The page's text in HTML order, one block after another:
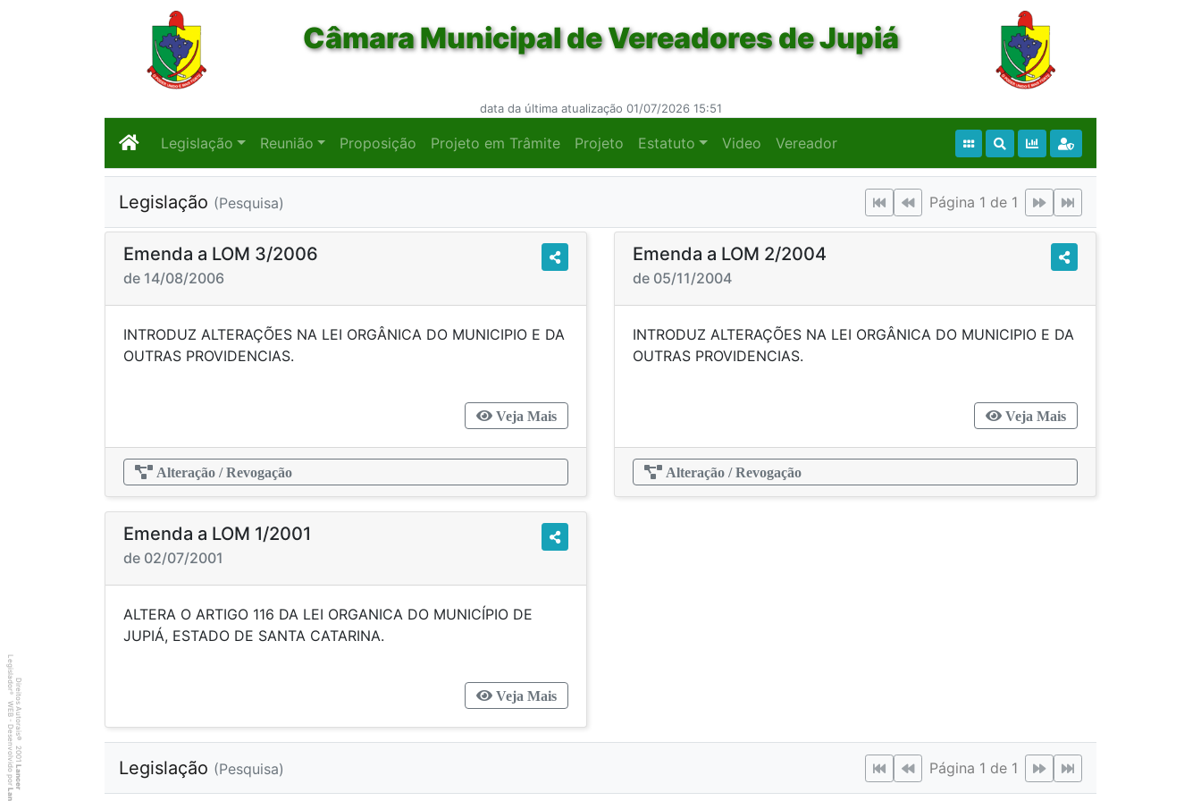
Câmara Municipal de Vereadores de Jupiá
data da última atualização 01/07/2026 15:51
Legislação Reunião Proposição Projeto em Trâmite Projeto Estatuto Video Vereador
Legislação (Pesquisa) Página 1 de 1
Emenda a LOM 3/2006
de 14/08/2006
INTRODUZ ALTERAÇÕES NA LEI ORGÂNICA DO MUNICIPIO E DA
OUTRAS PROVIDENCIAS.
Veja Mais
Alteração / Revogação
Emenda a LOM 2/2004
de 05/11/2004
INTRODUZ ALTERAÇÕES NA LEI ORGÂNICA DO MUNICIPIO E DA
OUTRAS PROVIDENCIAS.
Veja Mais
Alteração / Revogação
Emenda a LOM 1/2001
de 02/07/2001
ALTERA O ARTIGO 116 DA LEI ORGANICA DO MUNICÍPIO DE
JUPIÁ, ESTADO DE SANTA CATARINA.
Veja Mais
Legislação (Pesquisa) Página 1 de 1
Direitos Autorais
©
2001
Lancer
Legislador
®
WEB - Desenvolvido por